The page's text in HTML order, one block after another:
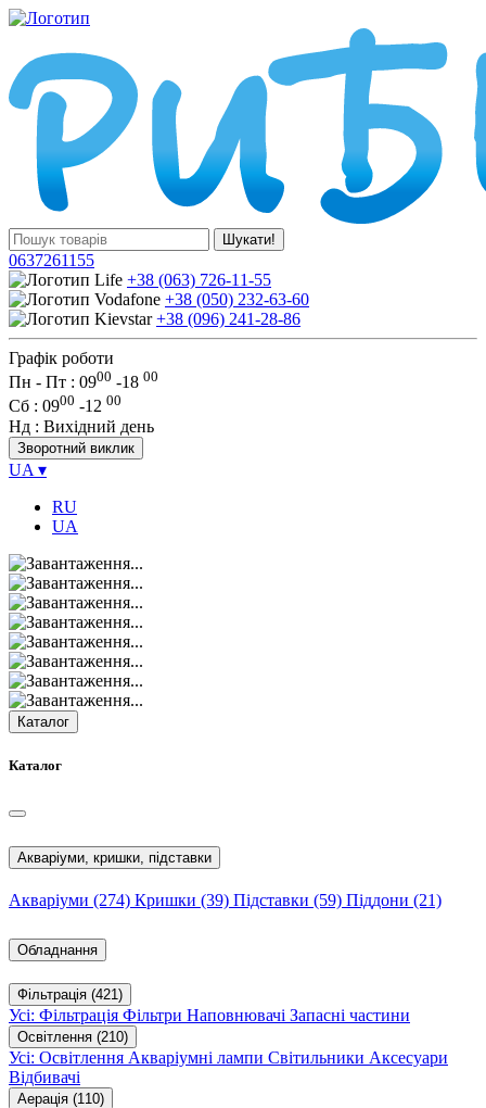
Шукати!
0637261155
+38 (063) 726-11-55
+38 (050) 232-63-60
+38 (096) 241-28-86
Графік роботи
Пн - Пт : 0900 -18 00
Сб : 0900 -12 00
Нд : Вихідний день
Зворотний виклик
UA ▾
RU
UA
Каталог
Каталог
Акваріуми, кришки, підставки
Акваріуми (274) Кришки (39) Підставки (59) Піддони (21)
Обладнання
Фільтрація (421)
Усі: Фільтрація Фільтри Наповнювачі Запасні частини
Освітлення (210)
Усі: Освітлення Акваріумні лампи Світильники Аксесуари
Відбивачі
Аерація (110)